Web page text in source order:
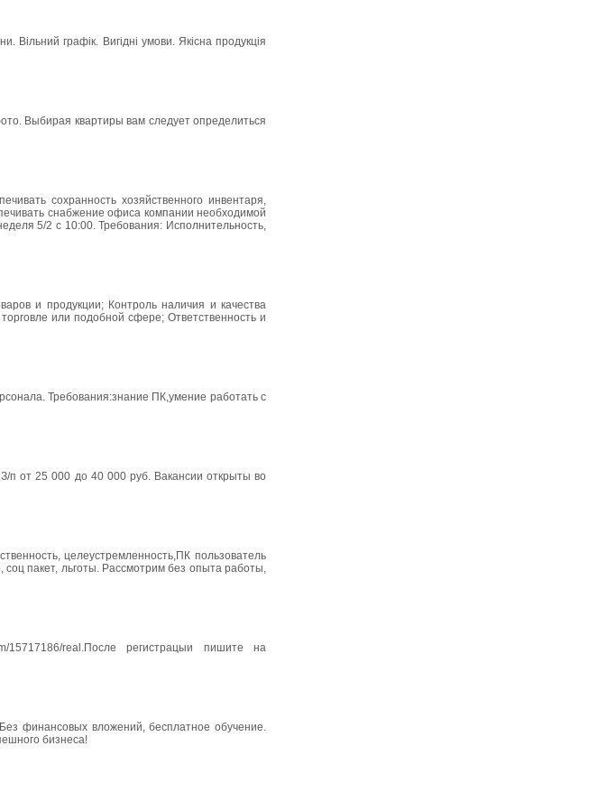
Вільний графік. Вигідні умови. Якісна продукція
Выбирая квартиры вам следует определиться
сохранность хозяйственного инвентаря,
снабжение офиса компании необходимой
5/2 с 10:00. Требования: Исполнительность,
и продукции; Контроль наличия и качества
или подобной сфере; Ответственность и
Требования:знание ПК,умение работать с
п от 25 000 до 40 000 руб. Вакансии открыты во
целеустремленность,ПК пользователь
пакет, льготы. Рассмотрим без опыта работы,
15717186/real.После регистрацыи пишите на
финансовых вложений, бесплатное обучение.
бизнеса!